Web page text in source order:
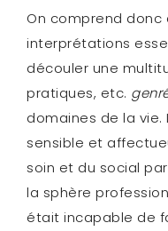
On comprend
interprétations
découler une
pratiques, etc.
domaines de la vie.
sensible et
soin et du social
la sphère
était incapable de